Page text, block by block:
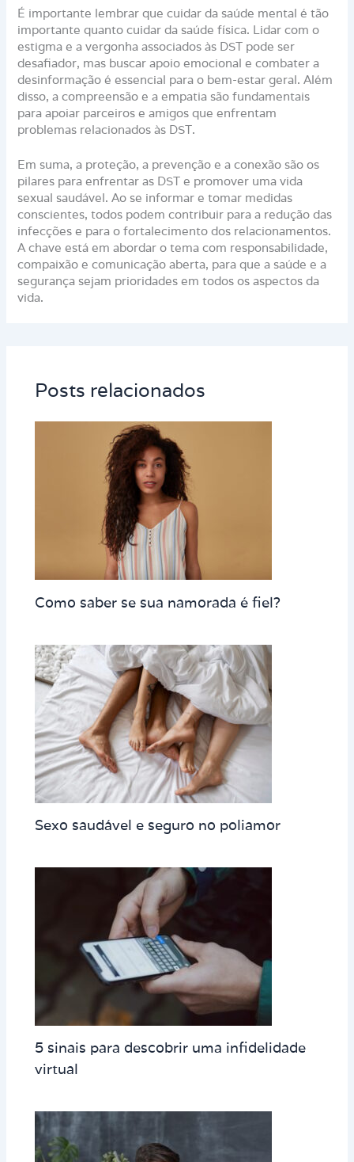
É importante lembrar que cuidar da saúde mental é tão
importante quanto cuidar da saúde física. Lidar com o
estigma e a vergonha associados às DST pode ser
desafiador, mas buscar apoio emocional e combater a
desinformação é essencial para o bem-estar geral. Além
disso, a compreensão e a empatia são fundamentais
para apoiar parceiros e amigos que enfrentam
problemas relacionados às DST.
Em suma, a proteção, a prevenção e a conexão são os
pilares para enfrentar as DST e promover uma vida
sexual saudável. Ao se informar e tomar medidas
conscientes, todos podem contribuir para a redução das
infecções e para o fortalecimento dos relacionamentos.
A chave está em abordar o tema com responsabilidade,
compaixão e comunicação aberta, para que a saúde e a
segurança sejam prioridades em todos os aspectos da
vida.
Posts relacionados
Como saber se sua namorada é fiel?
Sexo saudável e seguro no poliamor
5 sinais para descobrir uma infidelidade
virtual